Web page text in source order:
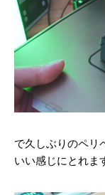
で久しぶりのペリ
いい感じにとれま